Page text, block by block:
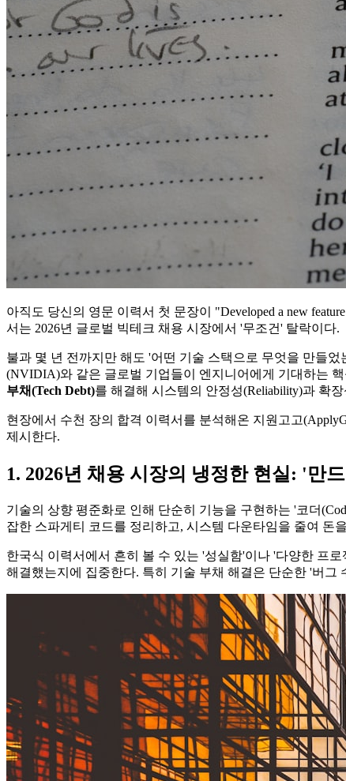
아직도 당신의 영문 이력서 첫 문장이 "Developed a new
서는 2026년 글로벌 빅테크 채용 시장에서 '무조건' 탈락이다.
불과 몇 년 전까지만 해도 '어떤 기술 스택으로 무엇을 만들
(NVIDIA)와 같은 글로벌 기업들이 엔지니어에게 기대하는
부채(Tech Debt)​를 해결해 시스템의 안정성(Reliability)과 확
현장에서 수천 장의 합격 이력서를 분석해온 지원고고
제시한다.
1. 2026년 채용 시장의 냉정한 현실: '만
기술의 상향 평준화로 인해 단순히 기능을 구현하는 '코더
잡한 스파게티 코드를 정리하고, 시스템 다운타임을 줄여 돈
한국식 이력서에서 흔히 볼 수 있는 '성실함'이나 '다양한 프
해결했는지에 집중한다. 특히 기술 부채 해결은 단순한 '버